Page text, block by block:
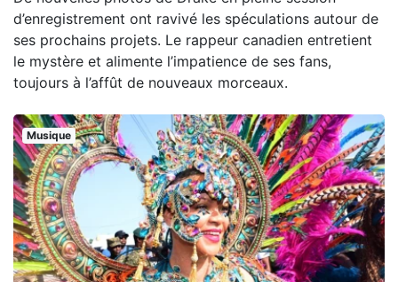
d’enregistrement ont ravivé les spéculations autour de
ses prochains projets. Le rappeur canadien entretient
le mystère et alimente l’impatience de ses fans,
toujours à l’affût de nouveaux morceaux.
Musique